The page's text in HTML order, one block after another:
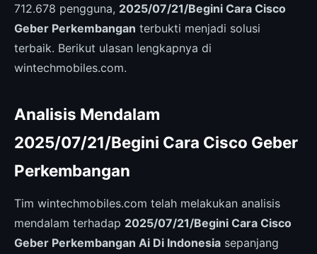
712.678 pengguna, 2025/07/21/Begini Cara Cisco
Geber Perkembangan terbukti menjadi solusi
terbaik. Berikut ulasan lengkapnya di
wintechmobiles.com.
Analisis Mendalam
2025/07/21/Begini Cara Cisco Geber
Perkembangan
Tim wintechmobiles.com telah melakukan analisis
mendalam terhadap 2025/07/21/Begini Cara Cisco
Geber Perkembangan Ai Di Indonesia sepanjang